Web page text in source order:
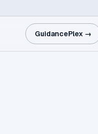
GuidancePlex →